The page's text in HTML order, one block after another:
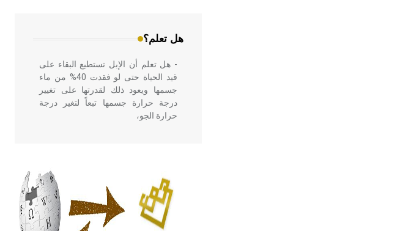
هل تعلم؟
- هل تعلم أن الإبل تستطيع البقاء على
قيد الحياة حتى لو فقدت 40% من ماء
جسمها ويعود ذلك لقدرتها على تغيير
درجة حرارة جسمها تبعاً لتغير درجة
حرارة الجو،
أربعة مؤلفات هي: الحكم، الأدلة، تنظيم
التغذية، ورسالته في جروح الرأس.
ويعود له الفضل بأنه حرر الطب من
الدين والفلسفة.